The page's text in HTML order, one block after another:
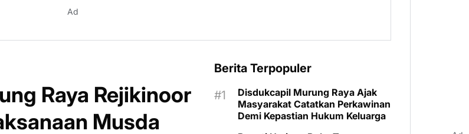
Ad
Raya Rejikinoor
Musda
Berita Terpopuler
Disdukcapil Murung Raya Ajak
Masyarakat Catatkan Perkawinan
Demi Kepastian Hukum Keluarga